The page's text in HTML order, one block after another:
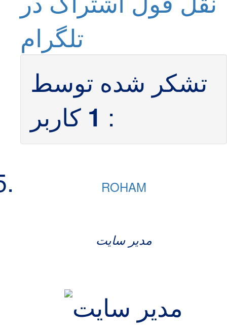
تلگرام
تشکر شده توسط
:
1 کاربر
ROHAM
مدیر سایت